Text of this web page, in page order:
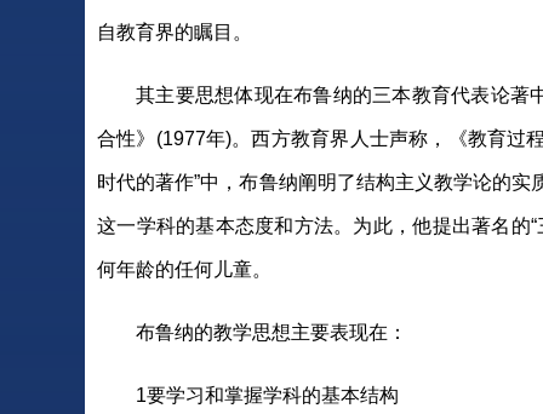
自教育界的瞩目。
其主要思想体现在布鲁纳的三本教育代表论著
合性》(1977年)。西方教育界人士声称，《教育过
时代的著作”中，布鲁纳阐明了结构主义教学论的
这一学科的基本态度和方法。为此，他提出著名的
何年龄的任何儿童。
布鲁纳的教学思想主要表现在：
1要学习和掌握学科的基本结构